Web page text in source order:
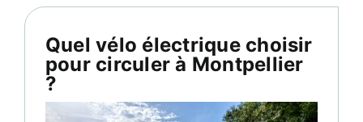
Quel vélo électrique choisir
pour circuler à Montpellier
?